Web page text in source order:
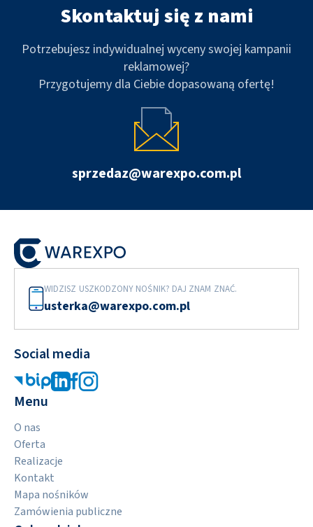
Skontaktuj się z nami
Potrzebujesz indywidualnej wyceny swojej kampanii
reklamowej?
Przygotujemy dla Ciebie dopasowaną ofertę!
sprzedaz@warexpo.com.pl
WIDZISZ USZKODZONY NOŚNIK? DAJ ZNAM ZNAĆ.
usterka@warexpo.com.pl
Social media
Menu
O nas
Oferta
Realizacje
Kontakt
Mapa nośników
Zamówienia publiczne